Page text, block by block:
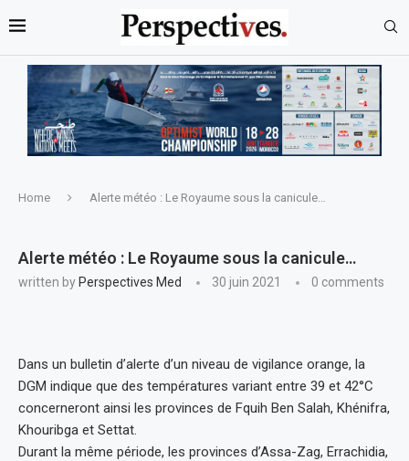
Home Alerte météo : Le Royaume sous la canicule…
Alerte météo : Le Royaume sous la canicule…
written by Perspectives Med 30 juin 2021 0 comments
Dans un bulletin d’alerte d’un niveau de vigilance orange, la
DGM indique que des températures variant entre 39 et 42°C
concerneront ainsi les provinces de Fquih Ben Salah, Khénifra,
Khouribga et Settat.
Durant la même période, les provinces d’Assa-Zag, Errachidia,